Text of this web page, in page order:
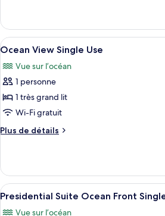
Ocean
Front
Single
Use
Ocean
Front
Single
Afficher
toutes
les
photos
pour
ce
type
de
Ocean
View
Single
Use
Une
6
Ocean View Single Use
Vue sur l’océan
1 personne
1 très grand lit
Wi-Fi gratuit
Plus de détails
Plus
Ocean
View
Single
Afficher
toutes
Une
9
Presidential Suite Ocean Front
Vue sur l’océan